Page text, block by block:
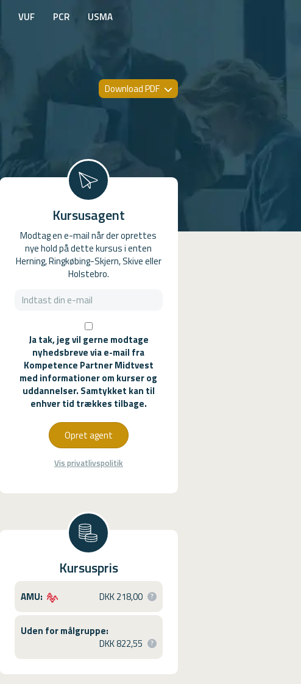
VUF PCR USMA
Download PDF
Kursusagent
Modtag en e-mail når der oprettes
nye hold på dette kursus i enten
Herning, Ringkøbing-Skjern, Skive eller
Holstebro.
Ja tak, jeg vil gerne modtage
nyhedsbreve via e-mail fra
Kompetence Partner Midtvest
med informationer om kurser og
uddannelser. Samtykket kan til
enhver tid trækkes tilbage.
Opret agent
Vis privatlivspolitik
Kursuspris
AMU: DKK 218,00
Uden for målgruppe:
DKK 822,55